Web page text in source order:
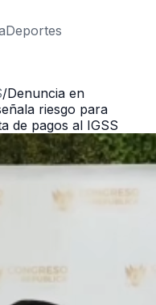
Deportes
/Denuncia en
riesgo para
de pagos al IGSS